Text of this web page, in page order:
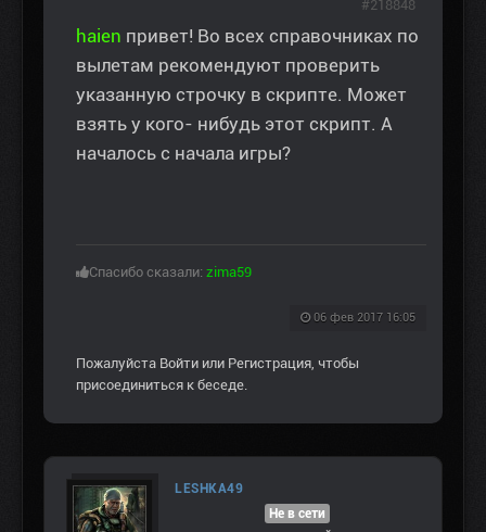
haien привет! Во всех справочниках по
вылетам рекомендуют проверить
указанную строчку в скрипте. Может
взять у кого- нибудь этот скрипт. А
началось с начала игры?
Спасибо сказали: zima59
06 фев 2017 16:05
#218848
Пожалуйста Войти или Регистрация, чтобы
присоединиться к беседе.
LESHKA49
Не в сети